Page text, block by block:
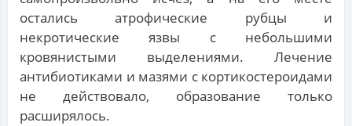
остались атрофические рубцы и
некротические язвы с небольшими
кровянистыми выделениями. Лечение
антибиотиками и мазями с кортикостероидами
не действовало, образование только
расширялось.